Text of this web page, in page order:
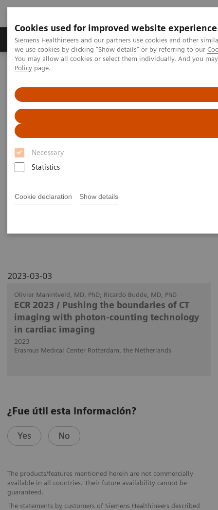
Cookies used for improved website experience
Siemens Healthineers and our partners use cookies and other
we use cookies by clicking "Show details" or by referring to our
You may allow all cookies or select them individually. And you
Policy page.
Necessary
Statistics
Cookie declaration Show details
Productos y servicios Especialidades Clínicas
Siemens Healthineers Latinoamérica
PCCT scientific evidence
ECR 2023 / Pushing the boundaries of CT imaging with photon-
counting technology in cardiac imaging
ECR 2023 / Pushing the
boundaries of CT imaging with
photon-counting technology in
cardiac imaging
2023-03-03
Olivier Manintveld, MD, PhD; Ricardo Budde, MD, PhD
ECR 2023 / Pushing the boundaries of CT
imaging with photon-counting technology
in cardiac imaging
2023
Erasmus Medical Center Rotterdam, the Netherlands
¿Fue útil esta información?
Yes No
The products/features mentioned herein are not commercially
available in all countries. Their future availability cannot be
guaranteed.
The statements by customers of Siemens Healthineers described